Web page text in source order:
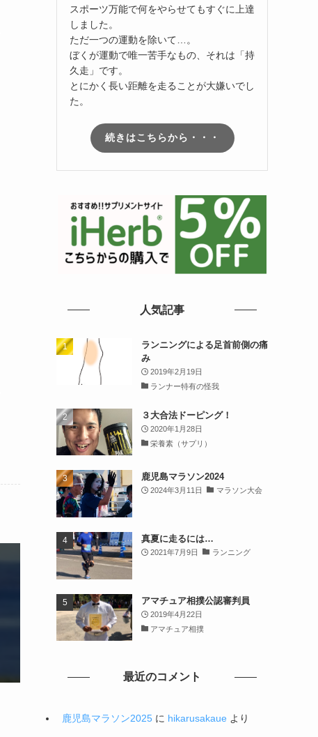
スポーツ万能で何をやらせてもすぐに上達
しました。
ただ一つの運動を除いて…。
ぼくが運動で唯一苦手なもの、それは「持
久走」です。
とにかく長い距離を走ることが大嫌いでし
た。
続きはこちらから・・・
人気記事
ランニングによる足首前側の痛
み
2019年2月19日
ランナー特有の怪我
３大合法ドーピング！
2020年1月28日
栄養素（サプリ）
鹿児島マラソン2024
2024年3月11日 マラソン大会
真夏に走るには…
2021年7月9日 ランニング
アマチュア相撲公認審判員
2019年4月22日
アマチュア相撲
最近のコメント
鹿児島マラソン2025 に hikarusakaue より